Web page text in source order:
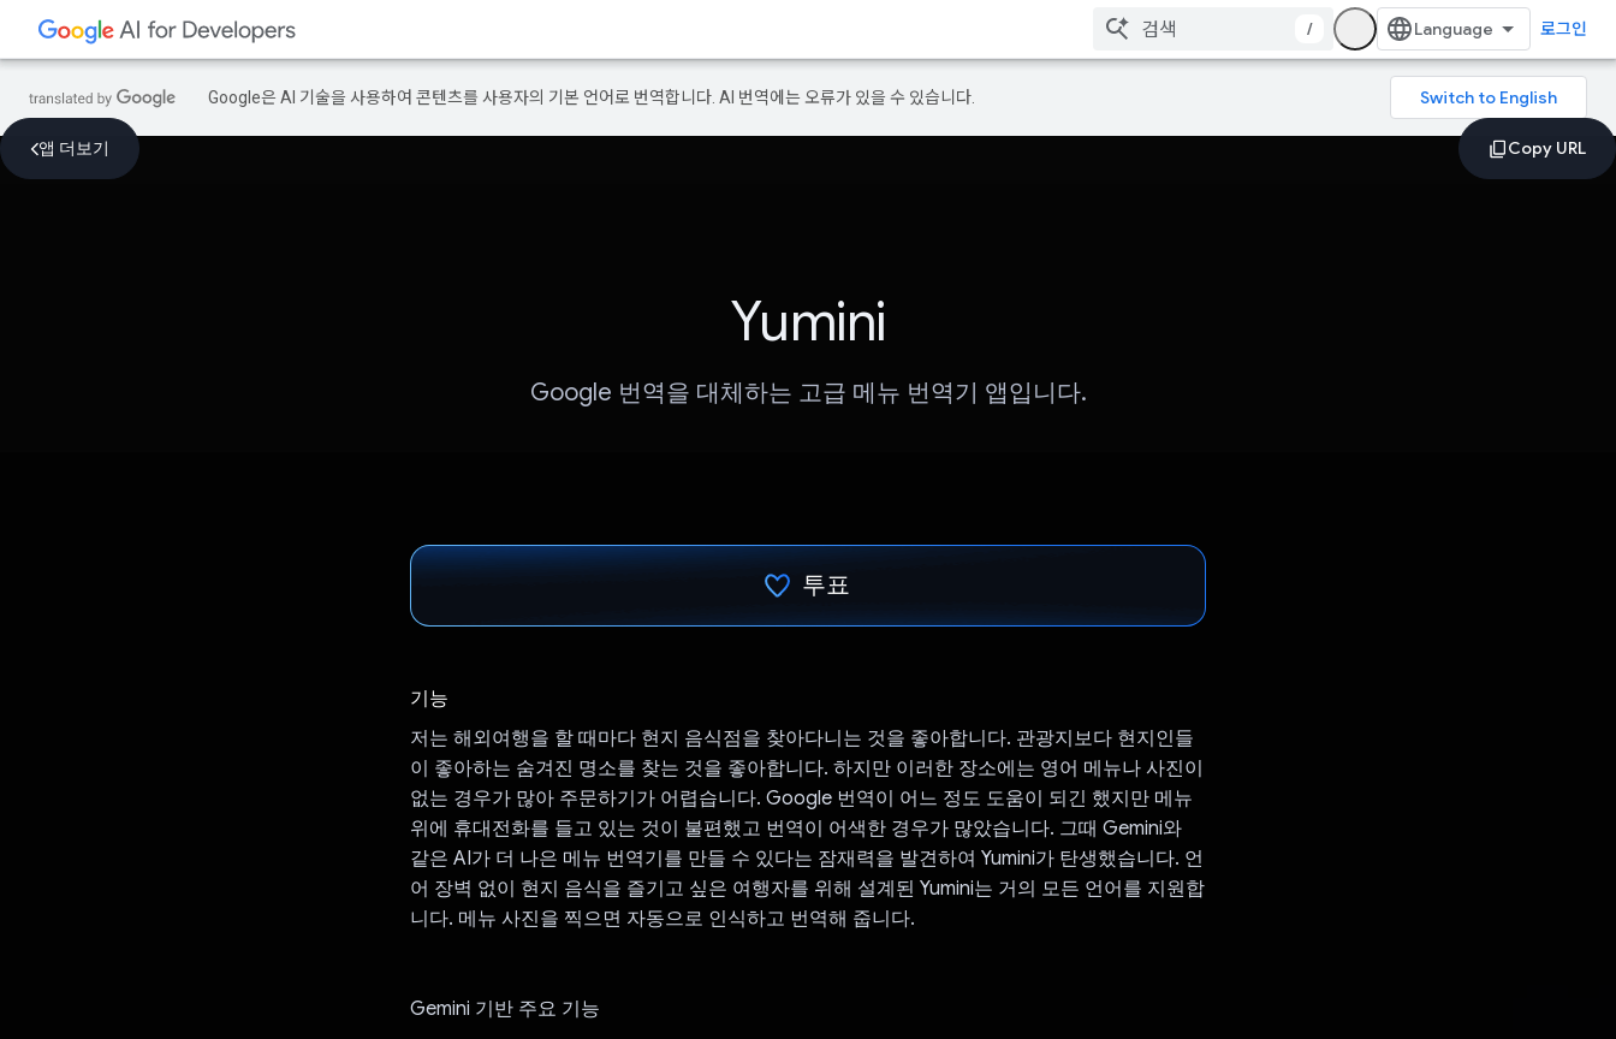
/ 로그인
Google은 AI 기술을 사용하여 콘텐츠를 사용자의 기본 언어로 번역합니다. AI 번역에는 오류가 있을 수 있습니다.
앱 더보기
Yumini
Google 번역을 대체하는 고급 메뉴 번역기 앱입니다.
투표
기능
저는 해외여행을 할 때마다 현지 음식점을 찾아다니는 것을 좋아합니다. 관광지보다 현지인들
이 좋아하는 숨겨진 명소를 찾는 것을 좋아합니다. 하지만 이러한 장소에는 영어 메뉴나 사진이
없는 경우가 많아 주문하기가 어렵습니다. Google 번역이 어느 정도 도움이 되긴 했지만 메뉴
위에 휴대전화를 들고 있는 것이 불편했고 번역이 어색한 경우가 많았습니다. 그때 Gemini와
같은 AI가 더 나은 메뉴 번역기를 만들 수 있다는 잠재력을 발견하여 Yumini가 탄생했습니다. 언
어 장벽 없이 현지 음식을 즐기고 싶은 여행자를 위해 설계된 Yumini는 거의 모든 언어를 지원합
니다. 메뉴 사진을 찍으면 자동으로 인식하고 번역해 줍니다.
Gemini 기반 주요 기능